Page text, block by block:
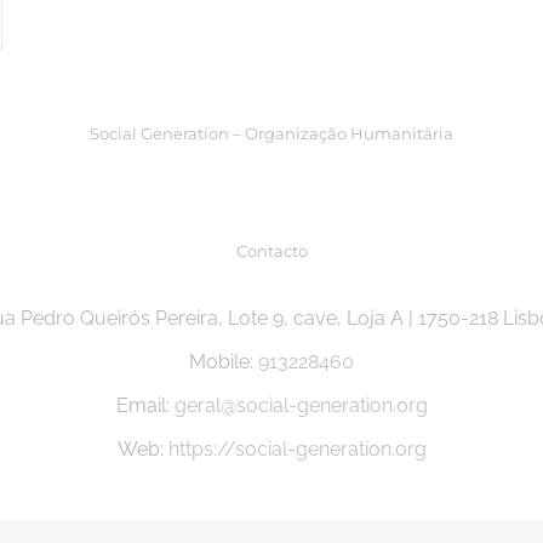
Social Generation – Organização Humanitária
Contacto
Pedro Queirós Pereira, Lote 9, cave, Loja A | 1750-218
Mobile: 913228460
Email: geral@social-generation.org
Web: https://social-generation.org